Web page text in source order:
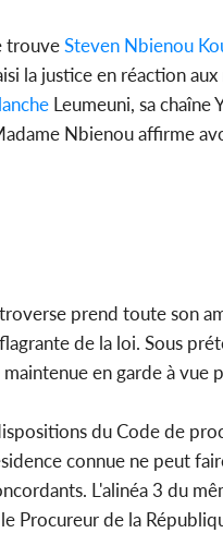
trouveSteven Nbienou
la justice en réaction
Leumeuni, sa chaîne
Nbienou affirme
prend toute son
de la loi. Sous
en garde à
du Code de
connue ne peut
L'alinéa 3 du
Procureur de la